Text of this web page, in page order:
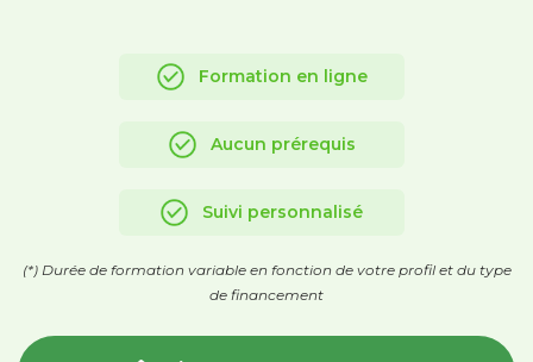
Formation en ligne
Aucun prérequis
Suivi personnalisé
(*) Durée de formation variable en fonction de votre profil et du type
de financement